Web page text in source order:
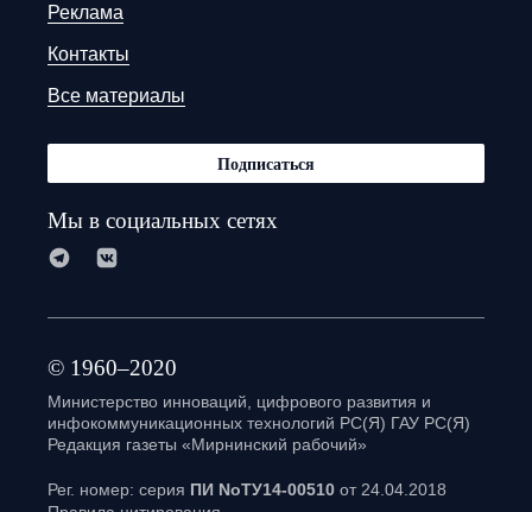
Реклама
Контакты
Все материалы
Подписаться
Мы в социальных сетях
© 1960–2020
Министерство инноваций, цифрового развития и
инфокоммуникационных технологий РС(Я) ГАУ РС(Я)
Редакция газеты «Мирнинский рабочий»
Рег. номер: серия ПИ NoТУ14-00510 от 24.04.2018